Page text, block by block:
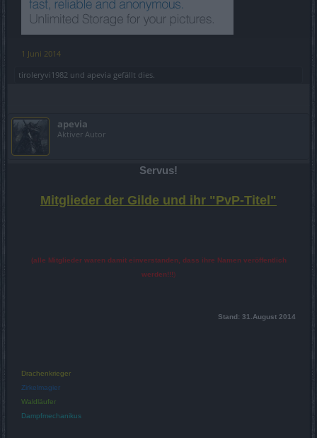
1 Juni 2014
tiroleryvi1982 und apevia gefällt dies.
apevia
Aktiver Autor
Servus!
Mitglieder der Gilde und ihr "PvP-Titel"
(alle Mitglieder waren damit einverstanden, dass ihre Namen veröffentlich
werden!!!)
Stand: 31.August 2014
Drachenkrieger
Zirkelmagier
Waldläufer
Dampfmechanikus